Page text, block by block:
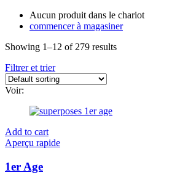
Aucun produit dans le chariot
commencer à magasiner
Showing 1–12 of 279 results
Filtrer et trier
Voir:
Add to cart
Aperçu rapide
1er Age